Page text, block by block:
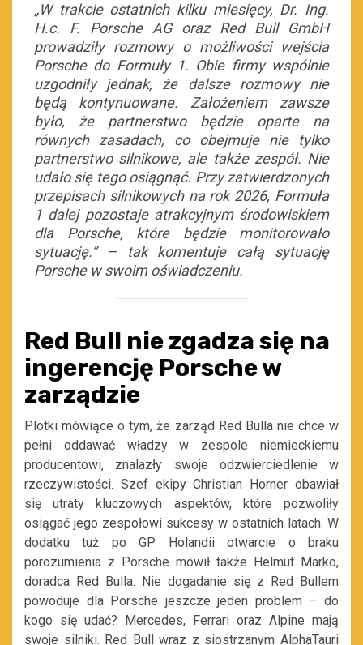
„W trakcie ostatnich kilku miesięcy, Dr. Ing.
H.c. F. Porsche AG oraz Red Bull GmbH
prowadziły rozmowy o możliwości wejścia
Porsche do Formuły 1. Obie firmy wspólnie
uzgodniły jednak, że dalsze rozmowy nie
będą kontynuowane. Założeniem zawsze
było, że partnerstwo będzie oparte na
równych zasadach, co obejmuje nie tylko
partnerstwo silnikowe, ale także zespół. Nie
udało się tego osiągnąć. Przy zatwierdzonych
przepisach silnikowych na rok 2026, Formuła
1 dalej pozostaje atrakcyjnym środowiskiem
dla Porsche, które będzie monitorowało
sytuację.” – tak komentuje całą sytuację
Porsche w swoim oświadczeniu.
Red Bull nie zgadza się na
ingerencję Porsche w
zarządzie
Plotki mówiące o tym, że zarząd Red Bulla nie chce w
pełni oddawać władzy w zespole niemieckiemu
producentowi, znalazły swoje odzwierciedlenie w
rzeczywistości. Szef ekipy Christian Horner obawiał
się utraty kluczowych aspektów, które pozwoliły
osiągać jego zespołowi sukcesy w ostatnich latach. W
dodatku tuż po GP Holandii otwarcie o braku
porozumienia z Porsche mówił także Helmut Marko,
doradca Red Bulla. Nie dogadanie się z Red Bullem
powoduje dla Porsche jeszcze jeden problem – do
kogo się udać? Mercedes, Ferrari oraz Alpine mają
swoje silniki. Red Bull wraz z siostrzanym AlphaTauri